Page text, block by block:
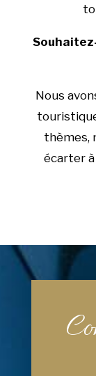
Nous
thèmes,
écarter